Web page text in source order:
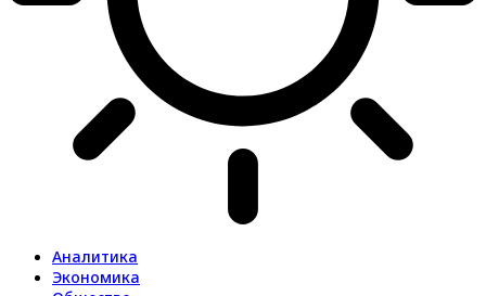
Аналитика
Экономика